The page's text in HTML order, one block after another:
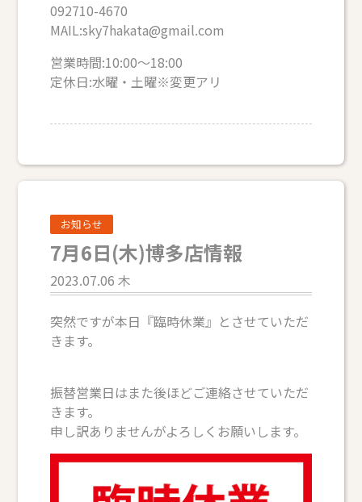
092710-4670
MAIL:sky7hakata@gmail.com
営業時間:10:00～18:00
定休日:水曜・土曜※変更アリ
お知らせ
7月6日(木)博多店情報
2023.07.06 木
突然ですが本日『臨時休業』とさせていただ
きます。
振替営業日はまた後ほどご連絡させていただ
きます。
申し訳ありませんがよろしくお願いします。